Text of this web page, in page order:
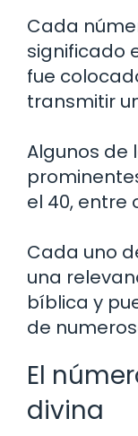
Cada
significado
fue
transmitir
Algunos de
el 40, entre
Cada uno
una
bíblica y
de
El
divina